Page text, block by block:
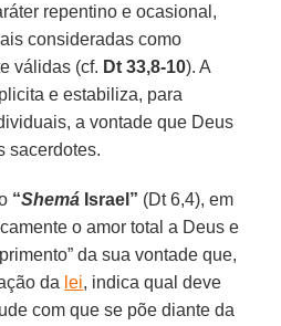
repentino e ocasional,
consideradas como
válidas (cf. Dt 33,8-10). A
e estabiliza, para
a vontade que Deus
sacerdotes.
“Shemá Israel” (Dt 6,4), em
o amor total a Deus e
da sua vontade que,
da lei, indica qual deve
com que se põe diante da